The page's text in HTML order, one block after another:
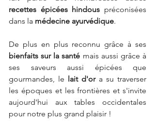
recettes épicées hindous préconisées
dans la médecine ayurvédique.
bienfaits sur la santé mais aussi grâce à
ses saveurs aussi épicées que
gourmandes, le
lait d'or a su traverser
les époques et les frontières et s'invite
aujourd'hui aux tables occidentales
pour notre plus grand plaisir !